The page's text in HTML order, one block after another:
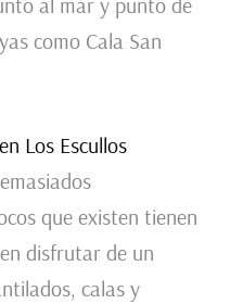
como Cala San
Los Escullos
que existen tienen
disfrutar de un
calas y